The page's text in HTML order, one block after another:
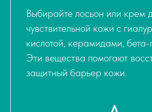
Выбирайте лосьон или крем
чувствительной кожи с
кислотой, керамидами,
Эти вещества помогают
защитный барьер кожи.